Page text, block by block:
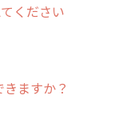
ください
ますか？